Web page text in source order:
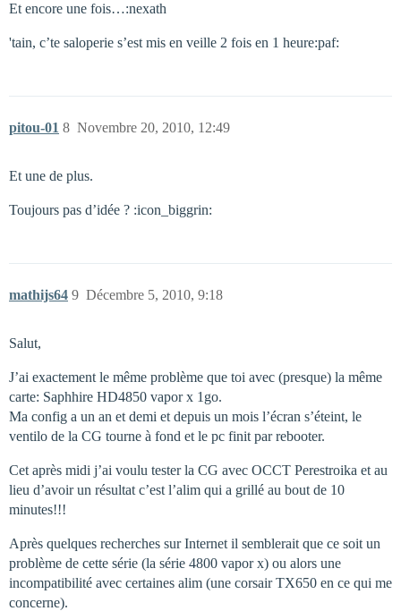
Et encore une fois…:nexath
'tain, c’te saloperie s’est mis en veille 2 fois en 1 heure:paf:
pitou-01 Novembre 20, 2010, 12:49
8
Et une de plus.
Toujours pas d’idée ? :icon_biggrin:
mathijs64 Décembre 5, 2010, 9:18
9
Salut,
J’ai exactement le même problème que toi avec (presque) la même
carte: Saphhire HD4850 vapor x 1go.
Ma config a un an et demi et depuis un mois l’écran s’éteint, le
ventilo de la CG tourne à fond et le pc finit par rebooter.
Cet après midi j’ai voulu tester la CG avec OCCT Perestroika et au
lieu d’avoir un résultat c’est l’alim qui a grillé au bout de 10
minutes!!!
Après quelques recherches sur Internet il semblerait que ce soit un
problème de cette série (la série 4800 vapor x) ou alors une
incompatibilité avec certaines alim (une corsair TX650 en ce qui me
concerne).